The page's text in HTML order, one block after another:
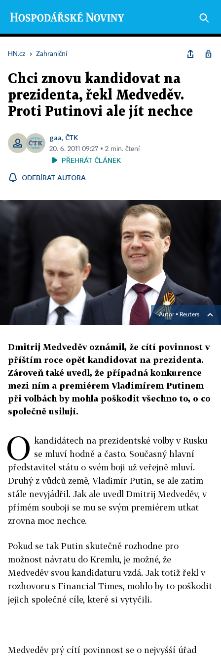
HN.cz › Zahraniční
Chci znovu kandidovat na
prezidenta, řekl Medveděv.
Proti Putinovi ale jít nechce
gaa, ČTK
20. 6. 2011 09:27 ▪ 2 min. čtení
PŘEHRÁT ČLÁNEK
ODEBÍRAT AUTORA
Autor ▪ Reuters
Dmitrij Medveděv oznámil, že cítí povinnost v
příštím roce opět kandidovat na prezidenta.
Zároveň také uvedl, že případná konkurence
mezi ním a premiérem Vladimírem Putinem
při volbách by mohla poškodit všechno to, o co
společně usilují.
O kandidátech na prezidentské volby v Rusku
se mluví hodně a často. Současný hlavní
představitel státu o svém boji už veřejně mluví.
Druhý z vůdců země, Vladimír Putin, se ale zatím
stále nevyjádřil. Jak ale uvedl Dmitrij Medveděv, v
přímém souboji se mu se svým premiérem utkat
zrovna moc nechce.
Pokud se tak Putin skutečně rozhodne pro
možnost návratu do Kremlu, je možné, že
Medveděv svou kandidaturu vzdá. Jak totiž řekl v
rozhovoru s Financial Times, mohlo by to poškodit
jejich společné cíle, které si vytyčili.
Medveděv prý cítí povinnost se o nejvyšší úřad